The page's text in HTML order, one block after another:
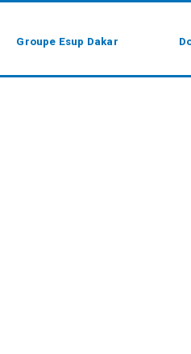
Groupe Esup Dakar